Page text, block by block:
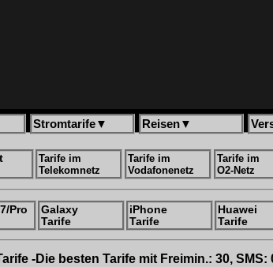
Stromtarife▼ Reisen▼
Tarife im
Telekomnetz
Tarife im
Vodafonenetz
Tarife im
O2-Netz
Pro
Galaxy
Tarife
iPhone
Tarife
Huawei
Tarife
-Die besten Tarife mit Freimin.: 30, SMS: